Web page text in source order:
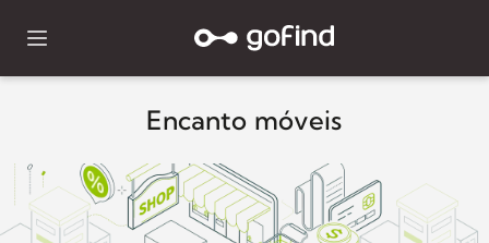
Encanto móveis